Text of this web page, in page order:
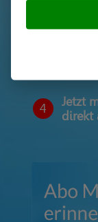
4
Jetzt
direkt